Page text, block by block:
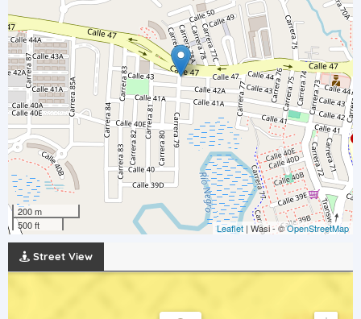
200 m
500 ft
Leaflet | Wasi - ©OpenStreetMap
Street View